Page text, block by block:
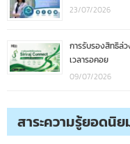
23/07/2026
การรับรองสิทธิล่
เวลารอคอย
09/07/2026
สาระความรู้ยอดนิย